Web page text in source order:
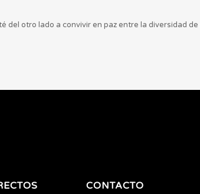
del otro lado a convivir en paz entre la diversidad
CONTACTO